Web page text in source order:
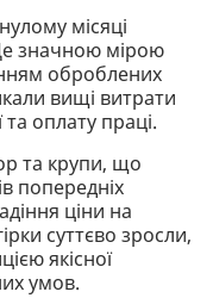
місяці
значною мірою
оброблених
вищі витрати
та оплату праці.
та крупи, що
попередніх
ціни на
суттєво зросли,
якісної
умов.